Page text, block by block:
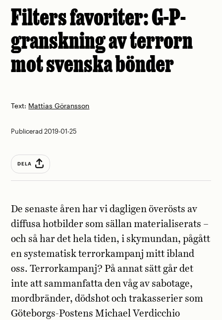
Filters favoriter: G-P-
granskning av terrorn
mot svenska bönder
Text: Mattias Göransson
Publicerad 2019-01-25
DELA
De senaste åren har vi dagligen överösts av
diffusa hotbilder som sällan materialiserats –
och så har det hela tiden, i skymundan, pågått
en systematisk terrorkampanj mitt ibland
oss. Terrorkampanj? På annat sätt går det
inte att sammanfatta den våg av sabotage,
mordbränder, dödshot och trakasserier som
Göteborgs-Postens Michael Verdicchio